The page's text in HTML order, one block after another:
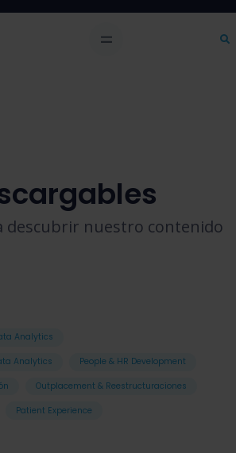
descubrir nuestro contenido
Analytics
Analytics People & HR Development
Outplacement & Reestructuraciones
Patient Experience